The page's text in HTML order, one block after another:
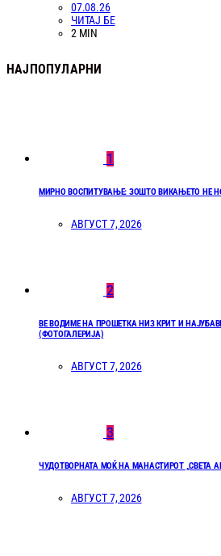
07.08.26
ЧИТАЈ БЕ
2 MIN
НАЈПОПУЛАРНИ
1
МИРНО ВОСПИТУВАЊЕ: ЗОШТО ВИКАЊЕТО НЕ
АВГУСТ 7, 2026
2
ВЕ ВОДИМЕ НА ПРОШЕТКА НИЗ КРИТ И
(ФОТОГАЛЕРИЈА)
АВГУСТ 7, 2026
3
ЧУДОТВОРНАТА МОЌ НА МАНАСТИРОТ „СВЕТА
АВГУСТ 7, 2026